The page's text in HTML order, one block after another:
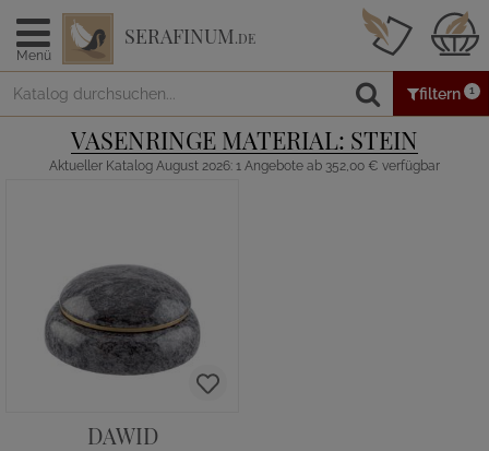
Menü
SERAFINUM.DE
filtern 1
VASENRINGE MATERIAL: STEIN
Aktueller Katalog August 2026: 1 Angebote ab 352,00 € verfügbar
DAWID